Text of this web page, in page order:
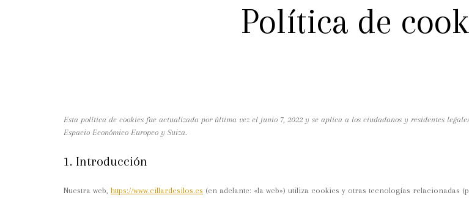
Política de
Esta política de cookies fue actualizada por última vez el junio 7, 2022 y se aplica a los ciudadanos y residentes
Espacio Económico Europeo y Suiza.
1. Introducción
Nuestra web, https://www.cillardesilos.es (en adelante: «la web») utiliza cookies y otras tecnologías relacionadas